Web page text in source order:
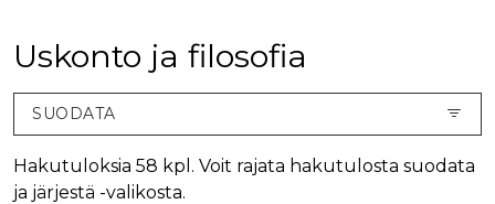
Uskonto ja filosofia
SUODATA
Hakutuloksia 58 kpl. Voit rajata hakutulosta suodata
ja järjestä -valikosta.